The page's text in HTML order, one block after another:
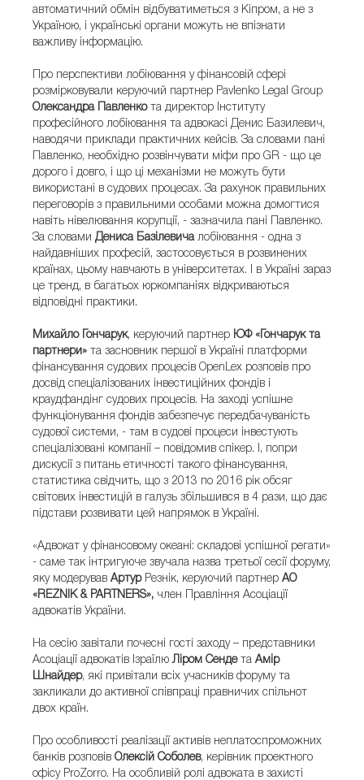
автоматичний обмін відбуватиметься з Кіпром, а не з
Україною, і українські органи можуть не впізнати
важливу інформацію.
Про перспективи лобіювання у фінансовій сфері
розмірковували керуючий партнер Pavlenko Legal Group
Олександра Павленко та директор Інституту
професійного лобіювання та адвокасі Денис Базилевич,
наводячи приклади практичних кейсів. За словами пані
Павленко, необхідно розвінчувати міфи про GR - що це
дорого і довго, і що ці механізми не можуть бути
використані в судових процесах. За рахунок правильних
переговорів з правильними особами можна домогтися
навіть нівелювання корупції, - зазначила пані Павленко.
За словами Дениса Базілевича лобіювання - одна з
найдавніших професій, застосовується в розвинених
країнах, цьому навчають в університетах. І в Україні зараз
це тренд, в багатьох юркомпаніях відкриваються
відповідні практики.
Михайло Гончарук, керуючий партнер ЮФ «Гончарук та
партнери» та засновник першої в Україні платформи
фінансування судових процесів OpenLex розповів про
досвід спеціалізованих інвестиційних фондів і
краудфандінг судових процесів. На заході успішне
функціонування фондів забезпечує передбачуваність
судової системи, - там в судові процеси інвестують
спеціалізовані компанії – повідомив спікер. І, попри
дискусії з питань етичності такого фінансування,
статистика свідчить, що з 2013 по 2016 рік обсяг
світових інвестицій в галузь збільшився в 4 рази, що дає
підстави розвивати цей напрямок в Україні.
«Адвокат у фінансовому океані: складові успішної регати»
- саме так інтригуюче звучала назва третьої сесії форуму,
яку модерував Артур Резнік, керуючий партнер АО
«REZNIK & PARTNERS», член Правління Асоціації
адвокатів України.
На сесію завітали почесні гості заходу – представники
Асоціації адвокатів ІзраїлюЛіром Сенде та Амір
Шнайдер, які привітали всіх учасників форуму та
закликали до активної співпраці правничих спільнот
двох країн.
Про особливості реалізації активів неплатоспроможних
банків розповів Олексій Соболев, керівник проектного
офісу ProZorro. На особливій ролі адвоката в захисті